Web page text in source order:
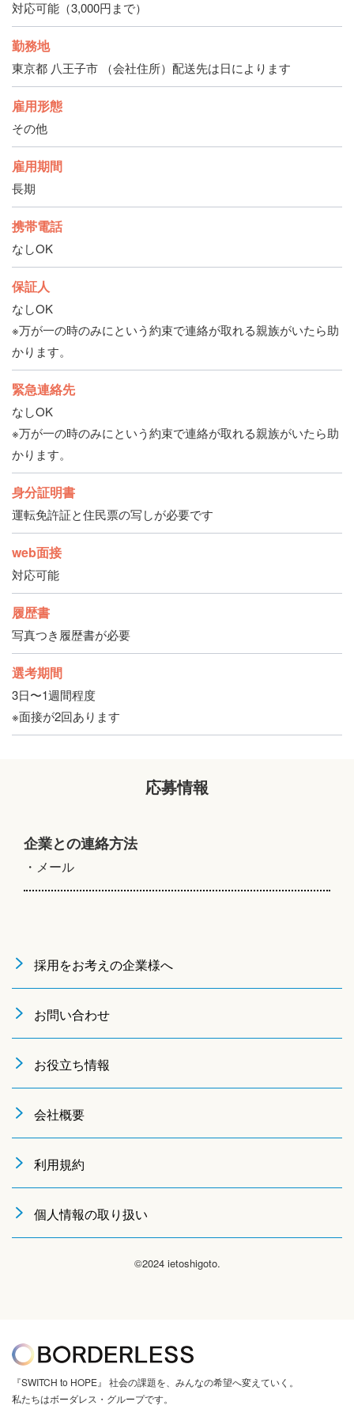
対応可能（3,000円まで）
勤務地
東京都 八王子市 （会社住所）配送先は日によります
雇用形態
その他
雇用期間
長期
携帯電話
なしOK
保証人
なしOK
※万が一の時のみにという約束で連絡が取れる親族がいたら助
かります。
緊急連絡先
なしOK
※万が一の時のみにという約束で連絡が取れる親族がいたら助
かります。
身分証明書
運転免許証と住民票の写しが必要です
web面接
対応可能
履歴書
写真つき履歴書が必要
選考期間
3日〜1週間程度
※面接が2回あります
応募情報
企業との連絡方法
・メール
採用をお考えの企業様へ
お問い合わせ
お役立ち情報
会社概要
利用規約
個人情報の取り扱い
©2024 ietoshigoto.
『SWITCH to HOPE』 社会の課題を、みんなの希望へ変えていく。
私たちはボーダレス・グループです。